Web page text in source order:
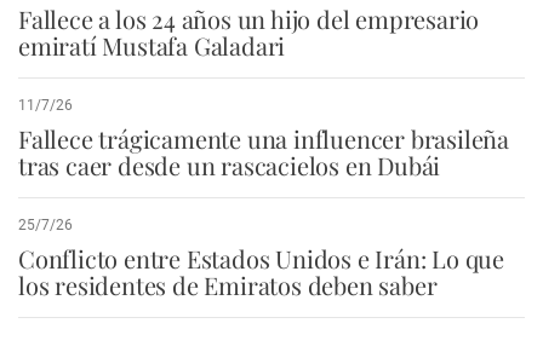
Fallece a los 24 años un hijo del empresario
emiratí Mustafa Galadari
11/7/26
Fallece trágicamente una influencer brasileña
tras caer desde un rascacielos en Dubái
25/7/26
Conflicto entre Estados Unidos e Irán: Lo que
los residentes de Emiratos deben saber